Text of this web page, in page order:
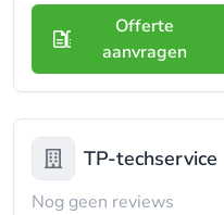
Offerte
aanvragen
TP-techservice
Nog geen reviews